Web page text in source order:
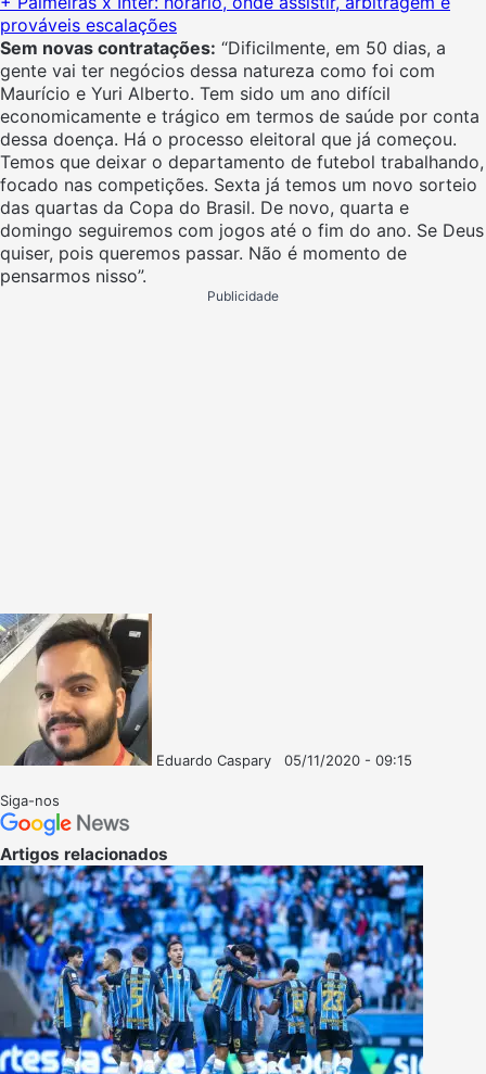
prováveis escalações
Sem novas contratações: “Dificilmente, em 50 dias, a
gente vai ter negócios dessa natureza como foi com
Maurício e Yuri Alberto. Tem sido um ano difícil
economicamente e trágico em termos de saúde por conta
dessa doença. Há o processo eleitoral que já começou.
Temos que deixar o departamento de futebol trabalhando,
focado nas competições. Sexta já temos um novo sorteio
das quartas da Copa do Brasil. De novo, quarta e
domingo seguiremos com jogos até o fim do ano. Se Deus
quiser, pois queremos passar. Não é momento de
pensarmos nisso”.
Publicidade
Eduardo Caspary
05/11/2020 - 09:15
Siga-nos
Artigos relacionados